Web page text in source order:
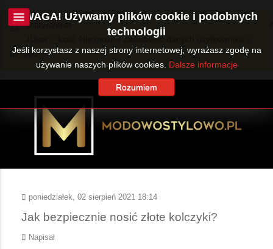
Ostrzeżenie
JUser::_load: Nie można załadować danych użytkownika o
ID: 360.
poniedziałek, 02 sierpień 2021 18:14
Jak bezpiecznie nosić złote kolczyki?
Napisał
UWAGA! Używamy plików cookie i podobnych
technologii
Jeśli korzystasz z naszej strony internetowej, wyrażasz zgodę na
używanie naszych plików cookies. Dalsze informacje
Rozumiem